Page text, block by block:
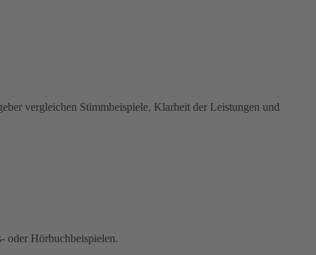
vergleichen Stimmbeispiele, Klarheit der Leistungen und
oder Hörbuchbeispielen.